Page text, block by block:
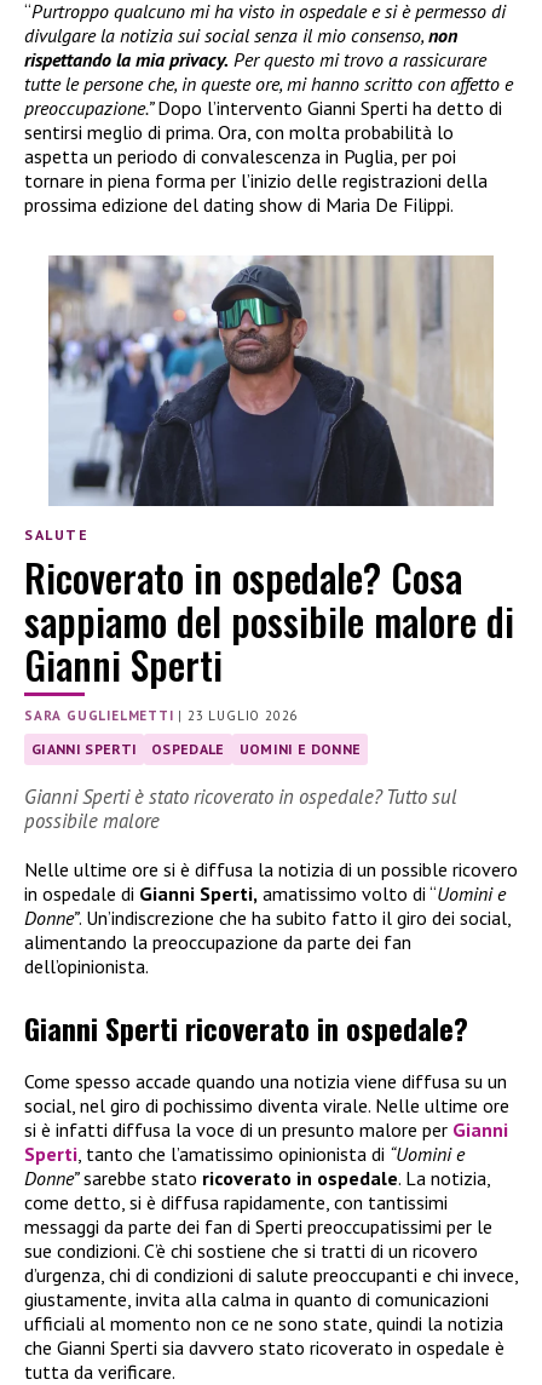
“Purtroppo qualcuno mi ha visto in ospedale e si è permesso di
divulgare la notizia sui social senza il mio consenso, non
rispettando la mia privacy. Per questo mi trovo a rassicurare
tutte le persone che, in queste ore, mi hanno scritto con affetto e
preoccupazione.”Dopo l’intervento Gianni Sperti ha detto di
sentirsi meglio di prima. Ora, con molta probabilità lo
aspetta un periodo di convalescenza in Puglia, per poi
tornare in piena forma per l’inizio delle registrazioni della
prossima edizione del dating show di Maria De Filippi.
SALUTE
Ricoverato in ospedale? Cosa
sappiamo del possibile malore di
Gianni Sperti
SARA GUGLIELMETTI | 23 LUGLIO 2026
GIANNI SPERTI OSPEDALE UOMINI E DONNE
Gianni Sperti è stato ricoverato in ospedale? Tutto sul
possibile malore
Nelle ultime ore si è diffusa la notizia di un possible ricovero
in ospedale di Gianni Sperti, amatissimo volto di “Uomini e
Donne”. Un’indiscrezione che ha subito fatto il giro dei social,
alimentando la preoccupazione da parte dei fan
dell’opinionista.
Gianni Sperti ricoverato in ospedale?
Come spesso accade quando una notizia viene diffusa su un
social, nel giro di pochissimo diventa virale. Nelle ultime ore
si è infatti diffusa la voce di un presunto malore per Gianni
Sperti , tanto che l’amatissimo opinionista di “Uomini e
Donne”sarebbe stato ricoverato in ospedale. La notizia,
come detto, si è diffusa rapidamente, con tantissimi
messaggi da parte dei fan di Sperti preoccupatissimi per le
sue condizioni. C’è chi sostiene che si tratti di un ricovero
d’urgenza, chi di condizioni di salute preoccupanti e chi invece,
giustamente, invita alla calma in quanto di comunicazioni
ufficiali al momento non ce ne sono state, quindi la notizia
che Gianni Sperti sia davvero stato ricoverato in ospedale è
tutta da verificare.